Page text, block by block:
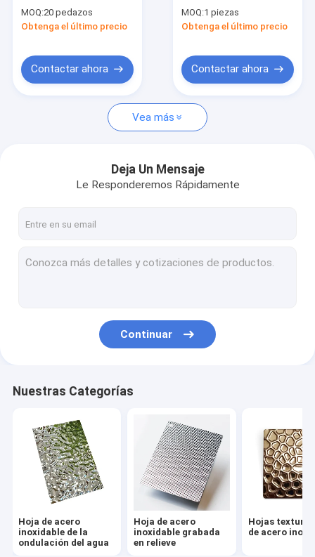
Contacto
noticias
Solicitar una cotización
Hoja de acero inoxidable de la ondulación del agua
Hoja antigua de acero inoxidable
Hoja de acero inoxidable martillada
Hoja de acero inoxidable laminada
Pantallas de acero inoxidable con patrón de pulido
Hoja de acero inoxidable antihuellas dactilares
resistentes a los
arañazos para
MOQ:20 pedazos
Obtenga el último precio
Contactar ahora
Art y elementos de
diseño únicos
MOQ:1 piezas
Obtenga el último precio
Contactar ahora
Vea más
Deja Un Mensaje
Le Responderemos Rápidamente
Continuar
Nuestras Categorías
Hoja de acero
inoxidable de la
ondulación del agua
Hoja de acero
inoxidable grabada
en relieve
Hojas
de acero